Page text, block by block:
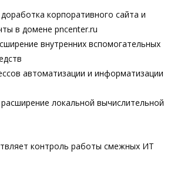
корпоративного сайта и
в домене pncenter.ru
внутренних вспомогательных
автоматизации и информатизации
локальной вычислительной
контроль работы смежных ИТ